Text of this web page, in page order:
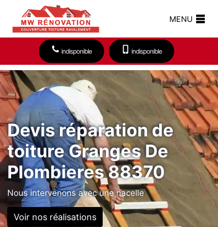
MENU
indisponible indisponible
Devis réparation de
toiture Granges De
Plombieres 88370
Nous intervenons avec une nacelle
Voir nos réalisations